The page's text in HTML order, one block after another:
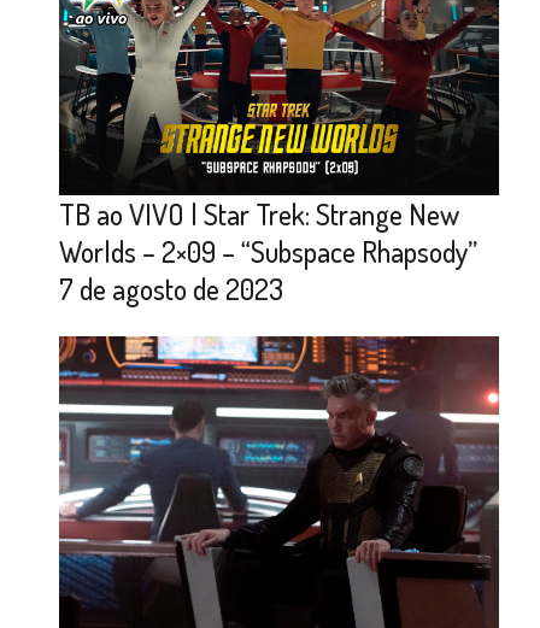
TB ao VIVO | Star Trek: Strange New
Worlds – 2×09 – “Subspace Rhapsody”
7 de agosto de 2023